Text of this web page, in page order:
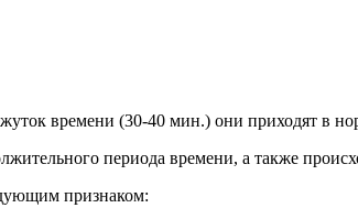
времени (30-40 мин.) они приходят в
периода времени, а также
признаком: